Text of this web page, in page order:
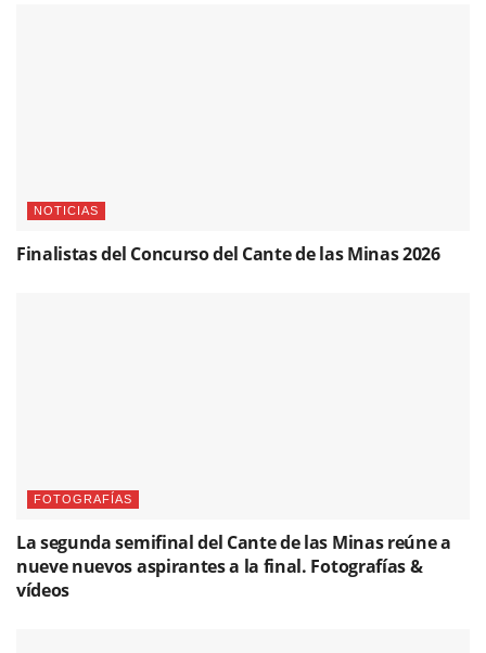
NOTICIAS
Finalistas del Concurso del Cante de las Minas 2026
FOTOGRAFÍAS
La segunda semifinal del Cante de las Minas reúne a
nueve nuevos aspirantes a la final. Fotografías &
vídeos